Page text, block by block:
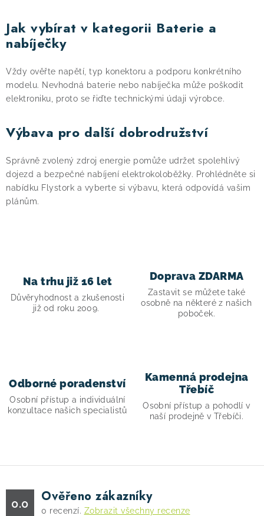
Jak vybírat v kategorii Baterie a
nabíječky
Vždy ověřte napětí, typ konektoru a podporu konkrétního
modelu. Nevhodná baterie nebo nabíječka může poškodit
elektroniku, proto se řiďte technickými údaji výrobce.
Výbava pro další dobrodružství
Správně zvolený zdroj energie pomůže udržet spolehlivý
dojezd a bezpečné nabíjení elektrokoloběžky. Prohlédněte si
nabídku Flystork a vyberte si výbavu, která odpovídá vašim
plánům.
Na trhu již 16 let
Důvěryhodnost a zkušenosti
již od roku 2009.
Doprava ZDARMA
Zastavit se můžete také
osobně na některé z našich
poboček.
Odborné poradenství
Osobní přístup a individuální
konzultace našich specialistů
Kamenná prodejna
Třebíč
Osobní přístup a pohodlí v
naší prodejně v Třebíči.
0.0 Ověřeno zákazníky
0 recenzí. Zobrazit všechny recenze